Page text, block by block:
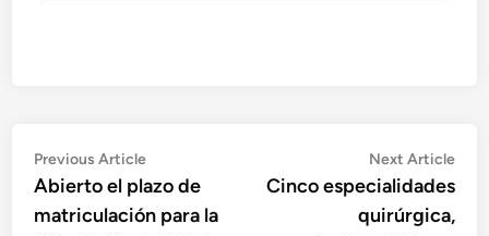
Navegación
de
entradas
Previous ArticlePrevious
article:
Abierto el plazo de
matriculación para la
Next Article
Cinco especialidades
quirúrgica,